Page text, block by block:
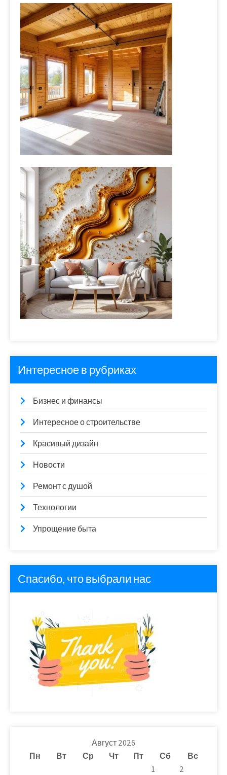
Интересное в рубриках
Бизнес и финансы
Интересное о строительстве
Красивый дизайн
Новости
Ремонт с душой
Технологии
Упрощение быта
Спасибо, что выбрали нас
Август 2026
Пн
Вт Ср Чт Пт Сб
Вс
1
2